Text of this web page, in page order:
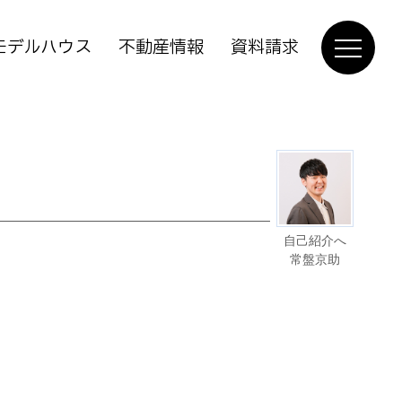
デルハウス 不動産情報 資料請求
自己紹介へ
常盤京助